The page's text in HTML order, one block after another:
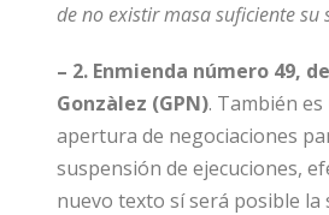
de no existir masa suficiente su
– 2. Enmienda número 49,
Gonzàlez (GPN). También
apertura de negociaciones
suspensión de ejecuciones,
nuevo texto sí será posible la